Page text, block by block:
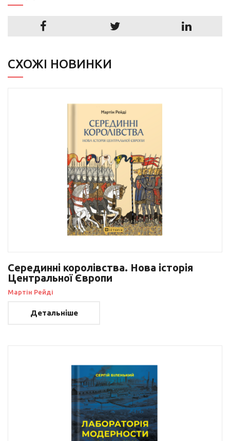
СХОЖІ НОВИНКИ
Серединні королівства. Нова історія
Центральної Європи
Мартін Рейді
Детальніше